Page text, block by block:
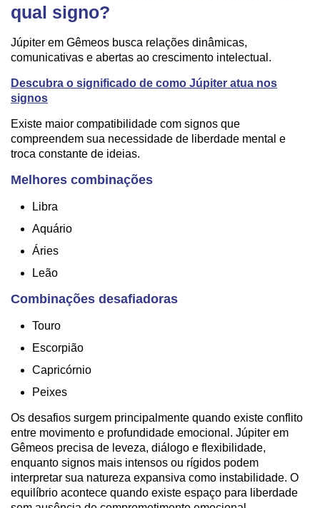
qual signo?
Júpiter em Gêmeos busca relações dinâmicas,
comunicativas e abertas ao crescimento intelectual.
Descubra o significado de como Júpiter atua nos
signos
Existe maior compatibilidade com signos que
compreendem sua necessidade de liberdade mental e
troca constante de ideias.
Melhores combinações
Libra
Aquário
Áries
Leão
Combinações desafiadoras
Touro
Escorpião
Capricórnio
Peixes
Os desafios surgem principalmente quando existe conflito
entre movimento e profundidade emocional. Júpiter em
Gêmeos precisa de leveza, diálogo e flexibilidade,
enquanto signos mais intensos ou rígidos podem
interpretar sua natureza expansiva como instabilidade. O
equilíbrio acontece quando existe espaço para liberdade